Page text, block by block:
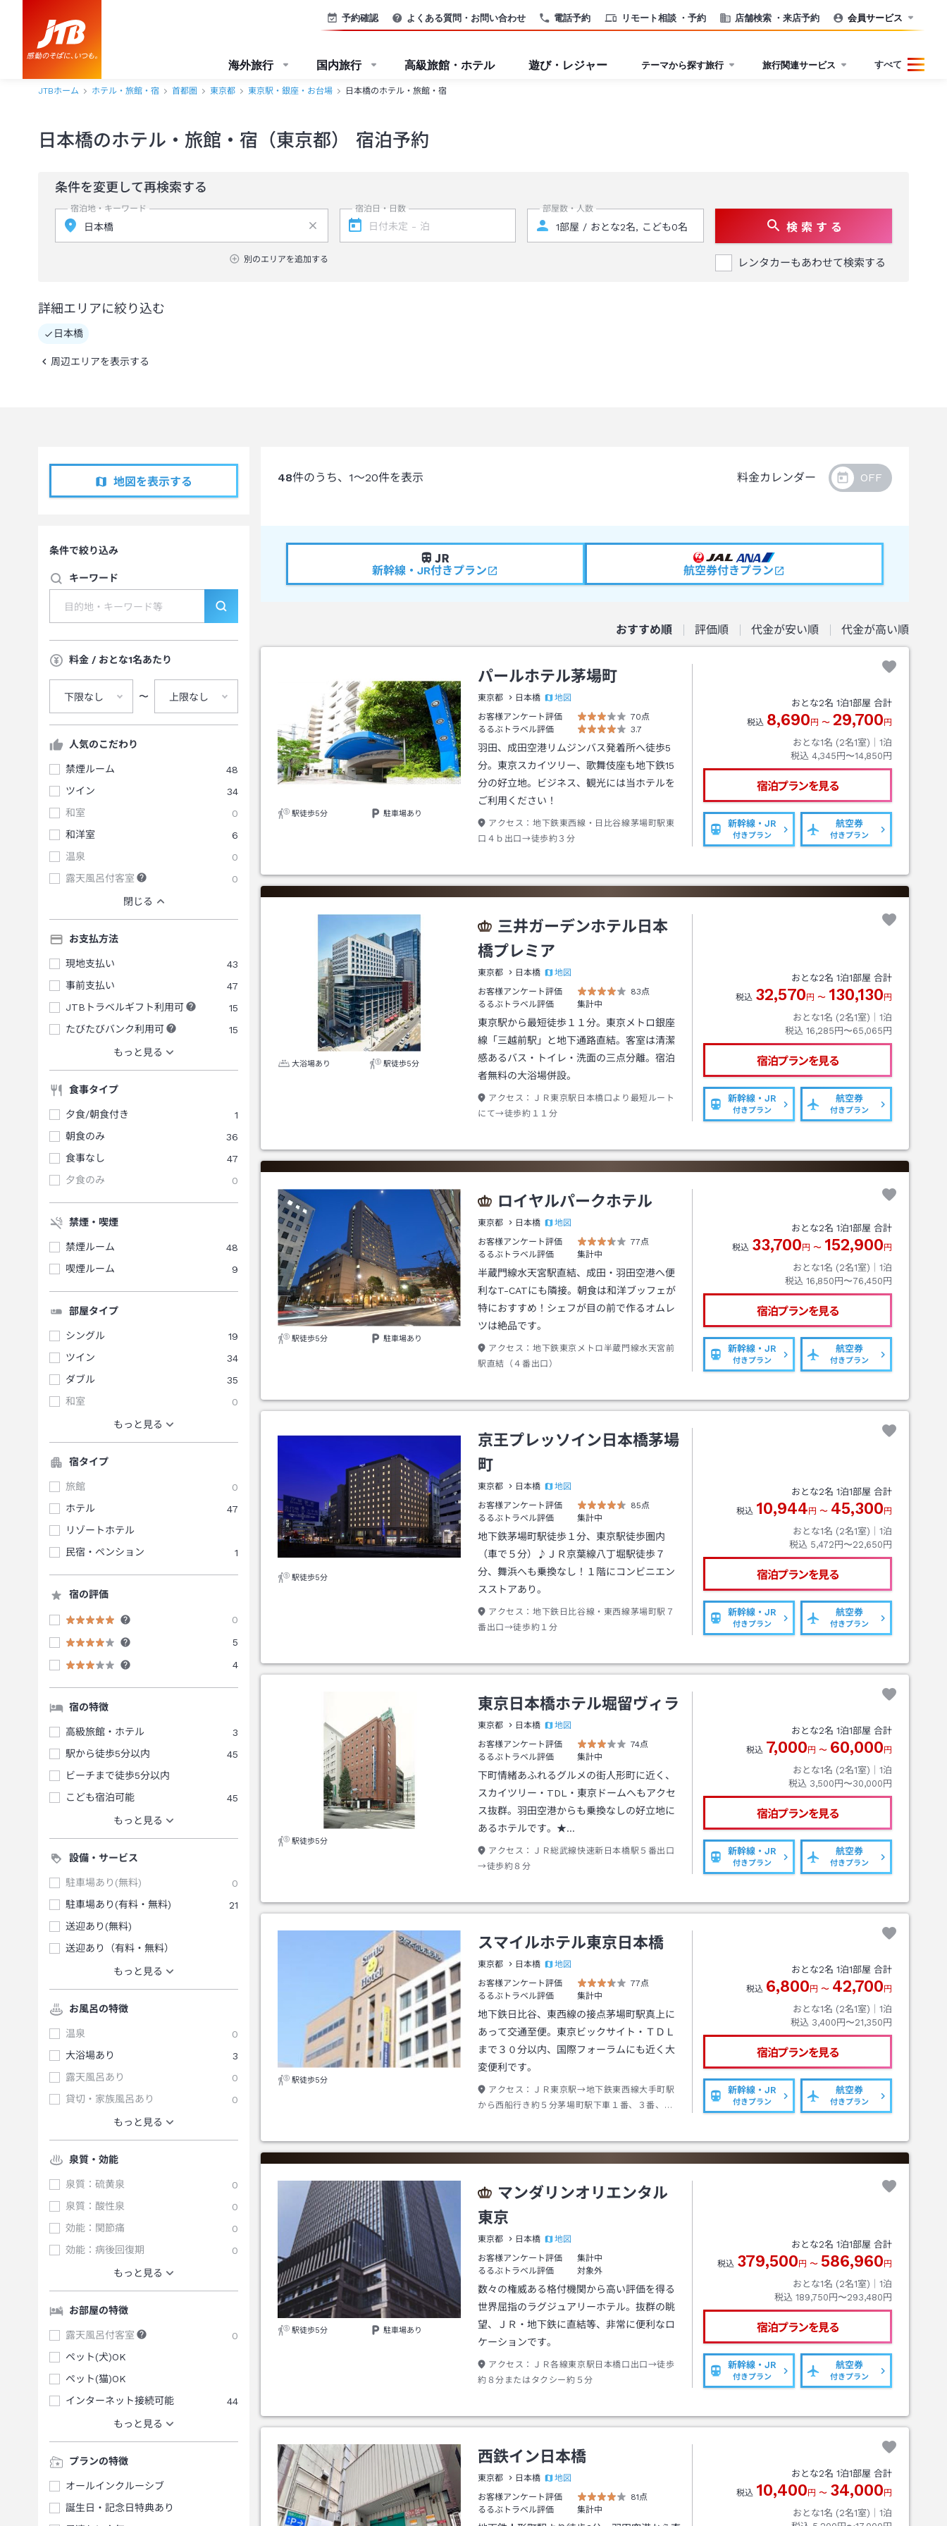
電話予約 リモート相談 ・予約 店舗検索 ・来店予約
予約確認 よくある質問・お問い合わせ 会員サービス
海外旅行 国内旅行 高級旅館・ホテル 遊び・レジャー テーマから探す旅行 旅行関連サービス すべて
JTBホーム ホテル・旅館・宿 首都圏 東京都 東京駅・銀座・お台場 日本橋のホテル・旅館・宿
日本橋のホテル・旅館・宿（東京都） 宿泊予約
条件を変更して再検索する
宿泊地・キーワード
別のエリアを追加する
宿泊日・日数 部屋数・人数
検 索 す る
レンタカーもあわせて検索する
詳細エリアに絞り込む
日本橋
周辺エリアを表示する
地図を表示する
条件で絞り込み
キーワード
料金 / おとな1名あたり
下限なし 〜 上限なし
人気のこだわり
禁煙ルーム
48
ツイン
34
和室
0
和洋室
6
温泉
0
露天風呂付客室
0
閉じる
お支払方法
現地支払い
43
事前支払い
47
JTBトラベルギフト利用可
15
たびたびバンク利用可
15
もっと見る
食事タイプ
夕食/朝食付き
1
朝食のみ
36
食事なし
47
夕食のみ
0
禁煙・喫煙
禁煙ルーム
48
喫煙ルーム
9
部屋タイプ
シングル
19
ツイン
34
ダブル
35
和室
0
もっと見る
宿タイプ
旅館
0
ホテル
47
リゾートホテル
民宿・ペンション
1
宿の評価
0
5
4
宿の特徴
高級旅館・ホテル
3
駅から徒歩5分以内
45
ビーチまで徒歩5分以内
こども宿泊可能
45
もっと見る
設備・サービス
駐車場あり(無料)
0
駐車場あり(有料・無料)
21
送迎あり(無料)
送迎あり（有料・無料）
もっと見る
お風呂の特徴
温泉
0
大浴場あり
3
露天風呂あり
0
貸切・家族風呂あり
0
もっと見る
泉質・効能
泉質：硫黄泉
0
泉質：酸性泉
0
効能：関節痛
0
効能：病後回復期
0
もっと見る
お部屋の特徴
露天風呂付客室
0
ペット(犬)OK
ペット(猫)OK
インターネット接続可能
44
もっと見る
プランの特徴
オールインクルーシブ
誕生日・記念日特典あり
48件のうち、 1～20件を表示 料金カレンダー
新幹線・JR付きプラン 航空券付きプラン
おすすめ順 評価順 代金が安い順 代金が高い順
駅徒歩5分 駐車場あり
パールホテル茅場町
東京都 日本橋
地図
お客様アンケート評価
70点
るるぶトラベル評価
3.7
羽田、成田空港リムジンバス発着所へ徒歩5
分。東京スカイツリー、歌舞伎座も地下鉄15
分の好立地。ビジネス、観光には当ホテルを
ご利用ください！
アクセス： 地下鉄東西線・日比谷線茅場町駅東
口４ｂ出口→徒歩約３分
おとな2名 1泊1部屋 合計
税込 8,690 円 〜 29,700 円
おとな1名 (2名1室)｜ 1泊
税込 4,345円〜14,850円
宿泊プランを見る
新幹線・JR
付きプラン
航空券
付きプラン
大浴場あり 駅徒歩5分
三井ガーデンホテル日本
橋プレミア
東京都 日本橋
地図
お客様アンケート評価
83点
るるぶトラベル評価
集計中
東京駅から最短徒歩１１分。東京メトロ銀座
線「三越前駅」と地下通路直結。客室は清潔
感あるバス・トイレ・洗面の三点分離。宿泊
者無料の大浴場併設。
アクセス：
ＪＲ東京駅日本橋口より最短ルート
にて→徒歩約１１分
おとな2名 1泊1部屋 合計
税込 32,570 円 〜 130,130 円
おとな1名 (2名1室)｜ 1泊
税込 16,285円〜65,065円
宿泊プランを見る
新幹線・JR
付きプラン
航空券
付きプラン
駅徒歩5分 駐車場あり
ロイヤルパークホテル
東京都 日本橋
地図
お客様アンケート評価
77点
るるぶトラベル評価
集計中
半蔵門線水天宮駅直結、成田・羽田空港へ便
利なT-CATにも隣接。朝食は和洋ブッフェが
特におすすめ！シェフが目の前で作るオムレ
ツは絶品です。
アクセス： 地下鉄東京メトロ半蔵門線水天宮前
駅直結（４番出口）
おとな2名 1泊1部屋 合計
税込 33,700 円 〜 152,900 円
おとな1名 (2名1室)｜ 1泊
税込 16,850円〜76,450円
宿泊プランを見る
新幹線・JR
付きプラン
航空券
付きプラン
駅徒歩5分
京王プレッソイン日本橋茅場
町
東京都 日本橋
地図
お客様アンケート評価
85点
るるぶトラベル評価
集計中
地下鉄茅場町駅徒歩１分、東京駅徒歩圏内
（車で５分）♪ＪＲ京葉線八丁堀駅徒歩７
分、舞浜へも乗換なし！１階にコンビニエン
スストアあり。
アクセス： 地下鉄日比谷線・東西線茅場町駅７
番出口→徒歩約１分
おとな2名 1泊1部屋 合計
税込 10,944 円 〜 45,300 円
おとな1名 (2名1室)｜ 1泊
税込 5,472円〜22,650円
宿泊プランを見る
新幹線・JR
付きプラン
航空券
付きプラン
駅徒歩5分
東京日本橋ホテル堀留ヴィラ
東京都 日本橋
地図
お客様アンケート評価
74点
るるぶトラベル評価
集計中
下町情緒あふれるグルメの街人形町に近く、
スカイツリー・TDL・東京ドームへもアクセ
ス抜群。羽田空港からも乗換なしの好立地に
あるホテルです。★…
アクセス：
ＪＲ総武線快速新日本橋駅５番出口
→徒歩約８分
おとな2名 1泊1部屋 合計
税込 7,000 円 〜 60,000 円
おとな1名 (2名1室)｜ 1泊
税込 3,500円〜30,000円
宿泊プランを見る
新幹線・JR
付きプラン
航空券
付きプラン
駅徒歩5分
スマイルホテル東京日本橋
東京都 日本橋
地図
お客様アンケート評価
77点
るるぶトラベル評価
集計中
地下鉄日比谷、東西線の接点茅場町駅真上に
あって交通至便。東京ビックサイト・ＴＤＬ
まで３０分以内、国際フォーラムにも近く大
変便利です。
アクセス：
ＪＲ東京駅→地下鉄東西線大手町駅
から西船行き約５分茅場町駅下車１番、３番、５
おとな2名 1泊1部屋 合計
税込 6,800 円 〜 42,700 円
おとな1名 (2名1室)｜ 1泊
税込 3,400円〜21,350円
宿泊プランを見る
新幹線・JR
付きプラン
航空券
付きプラン
駅徒歩5分 駐車場あり
マンダリンオリエンタル
東京
東京都 日本橋
地図
お客様アンケート評価
集計中
るるぶトラベル評価
対象外
数々の権威ある格付機関から高い評価を得る
世界屈指のラグジュアリーホテル。抜群の眺
望、ＪＲ・地下鉄に直結等、非常に便利なロ
ケーションです。
アクセス：
ＪＲ各線東京駅日本橋口出口→徒歩
約８分またはタクシー約５分
おとな2名 1泊1部屋 合計
税込 379,500 円 〜 586,960 円
おとな1名 (2名1室)｜ 1泊
税込 189,750円〜293,480円
宿泊プランを見る
新幹線・JR
付きプラン
航空券
付きプラン
西鉄イン日本橋
東京都 日本橋
地図
お客様アンケート評価
81点
るるぶトラベル評価
集計中
おとな2名 1泊1部屋 合計
税込 10,400 円 〜 34,000 円
おとな1名 (2名1室)｜ 1泊